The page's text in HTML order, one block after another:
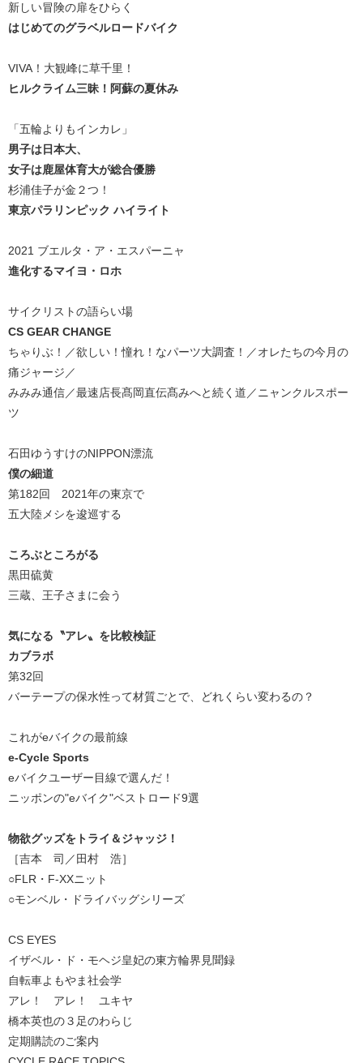
新しい冒険の扉をひらく
はじめてのグラベルロードバイク
VIVA！大観峰に草千里！
ヒルクライム三昧！阿蘇の夏休み
「五輪よりもインカレ」
男子は日本大、
女子は鹿屋体育大が総合優勝
杉浦佳子が金２つ！
東京パラリンピック ハイライト
2021 ブエルタ・ア・エスパーニャ
進化するマイヨ・ロホ
サイクリストの語らい場
CS GEAR CHANGE
ちゃりぶ！／欲しい！憧れ！なパーツ大調査！／オレたちの今月の
痛ジャージ／
みみみ通信／最速店長髙岡直伝髙みへと続く道／ニャンクルスポー
ツ
石田ゆうすけのNIPPON漂流
僕の細道
第182回 2021年の東京で
五大陸メシを逡巡する
ころぶところがる
黒田硫黄
三蔵、王子さまに会う
気になる〝アレ〟を比較検証
カブラボ
第32回
バーテープの保水性って材質ごとで、どれくらい変わるの？
これがeバイクの最前線
e-Cycle Sports
eバイクユーザー目線で選んだ！
ニッポンの"eバイク"ベストロード9選
物欲グッズをトライ＆ジャッジ！
［吉本 司／田村 浩］
○FLR・F-XXニット
○モンベル・ドライバッグシリーズ
CS EYES
イザベル・ド・モヘジ皇妃の東方輪界見聞録
自転車よもやま社会学
アレ！ アレ！ ユキヤ
橋本英也の３足のわらじ
定期購読のご案内